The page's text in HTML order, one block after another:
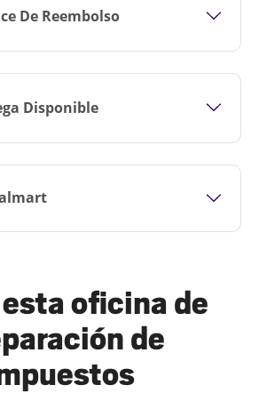
De Reembolso
Disponible
oficina de
de